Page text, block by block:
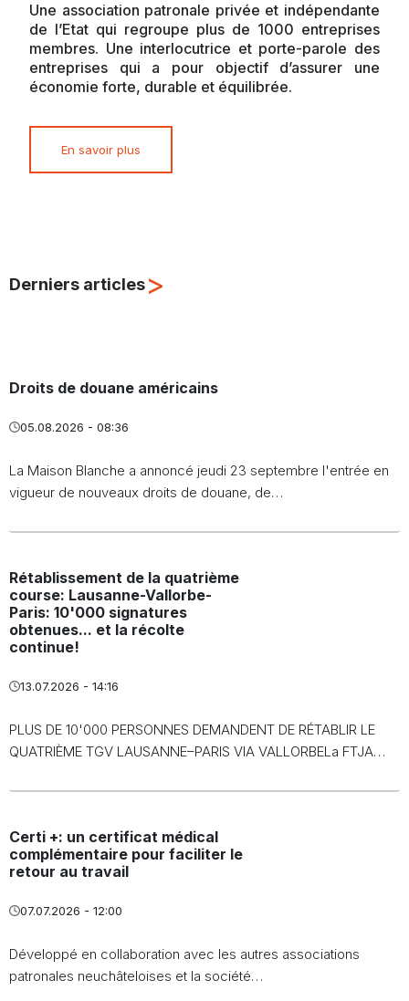
Une association patronale privée et indépendante
de l’Etat qui regroupe plus de 1000 entreprises
membres. Une interlocutrice et porte-parole des
entreprises qui a pour objectif d’assurer une
économie forte, durable et équilibrée.
En savoir plus
Derniers articles>
Droits de douane américains
05.08.2026 - 08:36
La Maison Blanche a annoncé jeudi 23 septembre l'entrée en
vigueur de nouveaux droits de douane, de…
Rétablissement de la quatrième
course: Lausanne-Vallorbe-
Paris: 10'000 signatures
obtenues... et la récolte
continue!
13.07.2026 - 14:16
PLUS DE 10'000 PERSONNES DEMANDENT DE RÉTABLIR LE
QUATRIÈME TGV LAUSANNE–PARIS VIA VALLORBELa FTJA…
Certi +: un certificat médical
complémentaire pour faciliter le
retour au travail
07.07.2026 - 12:00
Développé en collaboration avec les autres associations
patronales neuchâteloises et la société…